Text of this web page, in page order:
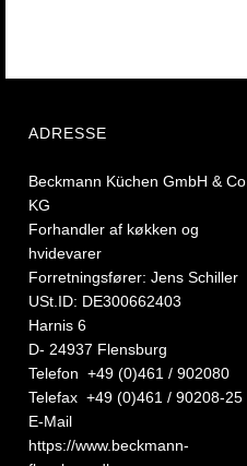
ADRESSE
Beckmann Küchen GmbH & Co.
KG
Forhandler af køkken og
hvidevarer
Forretningsfører: Jens Schiller
USt.ID: DE300662403
Harnis 6
D- 24937 Flensburg
Telefon +49 (0)461 / 902080
Telefax +49 (0)461 / 90208-25
E-Mail
https://www.beckmann-